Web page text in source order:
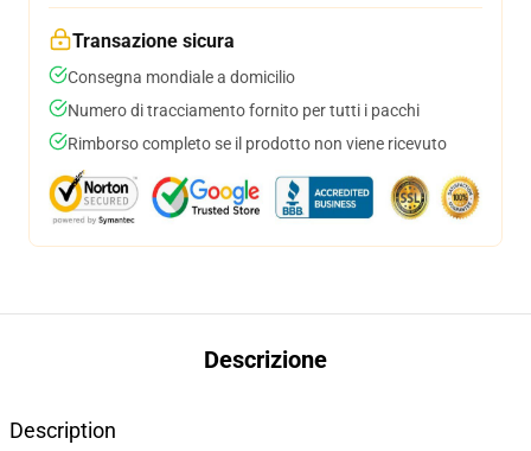
Transazione sicura
Consegna mondiale a domicilio
Numero di tracciamento fornito per tutti i pacchi
Rimborso completo se il prodotto non viene ricevuto
Descrizione
Description